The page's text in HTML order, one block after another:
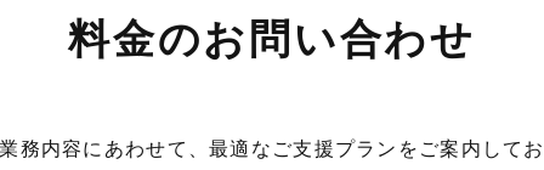
料金のお問い合わせ
務内容にあわせて、最適なご支援プランをご案内してお